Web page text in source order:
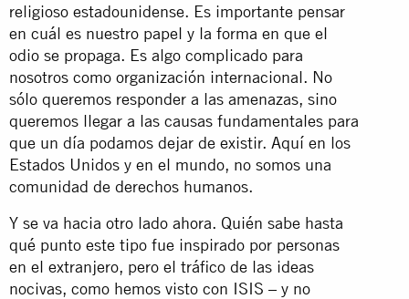
religioso estadounidense. Es importante pensar
en cuál es nuestro papel y la forma en que el
odio se propaga. Es algo complicado para
nosotros como organización internacional. No
sólo queremos responder a las amenazas, sino
queremos llegar a las causas fundamentales para
que un día podamos dejar de existir. Aquí en los
Estados Unidos y en el mundo, no somos una
comunidad de derechos humanos.
Y se va hacia otro lado ahora. Quién sabe hasta
qué punto este tipo fue inspirado por personas
en el extranjero, pero el tráfico de las ideas
nocivas, como hemos visto con ISIS – y no